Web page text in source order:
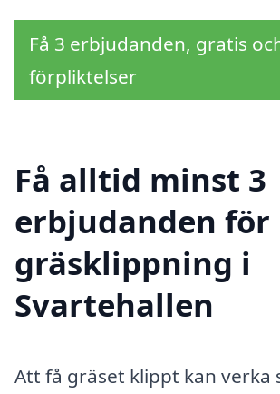
Få 3 erbjudanden, gratis
förpliktelser
Få alltid minst 3
erbjudanden för
gräsklippning i
Svartehallen
Att få gräset klippt kan verka